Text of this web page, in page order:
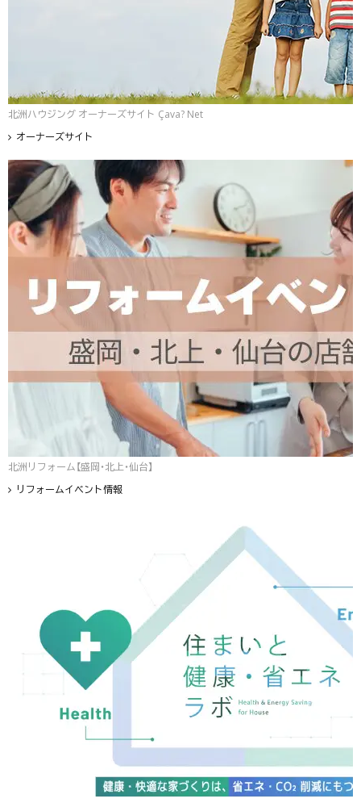
北洲ハウジング オーナーズサイト Çava? Net
オーナーズサイト
北洲リフォーム【盛岡・北上・仙台】
リフォームイベント情報